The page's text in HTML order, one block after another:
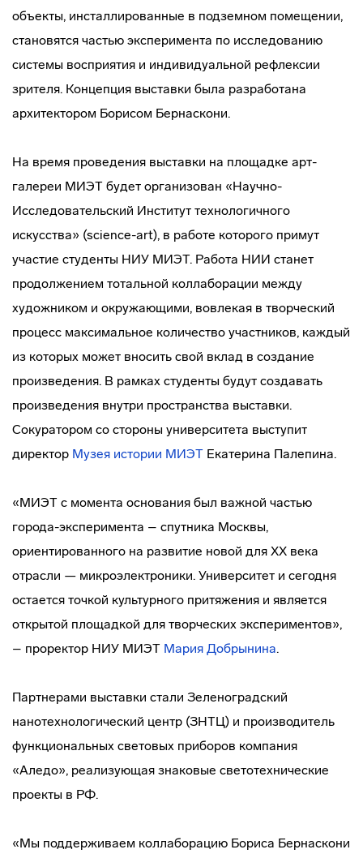
объекты, инсталлированные в подземном помещении,
становятся частью эксперимента по исследованию
системы восприятия и индивидуальной рефлексии
зрителя. Концепция выставки была разработана
архитектором Борисом Бернаскони.
На время проведения выставки на площадке арт-
галереи МИЭТ будет организован «Научно-
Исследовательский Институт технологичного
искусства» (science-art), в работе которого примут
участие студенты НИУ МИЭТ. Работа НИИ станет
продолжением тотальной коллаборации между
художником и окружающими, вовлекая в творческий
процесс максимальное количество участников, каждый
из которых может вносить свой вклад в создание
произведения. В рамках студенты будут создавать
произведения внутри пространства выставки.
Сокуратором со стороны университета выступит
директор Музея истории МИЭТ Екатерина Палепина.
«МИЭТ с момента основания был важной частью
города-эксперимента – спутника Москвы,
ориентированного на развитие новой для XX века
отрасли — микроэлектроники. Университет и сегодня
остается точкой культурного притяжения и является
открытой площадкой для творческих экспериментов»,
– проректор НИУ МИЭТ Мария Добрынина.
Партнерами выставки стали Зеленоградский
нанотехнологический центр (ЗНТЦ) и производитель
функциональных световых приборов компания
«Аледо», реализующая знаковые светотехнические
проекты в РФ.
«Мы поддерживаем коллаборацию Бориса Бернаскони